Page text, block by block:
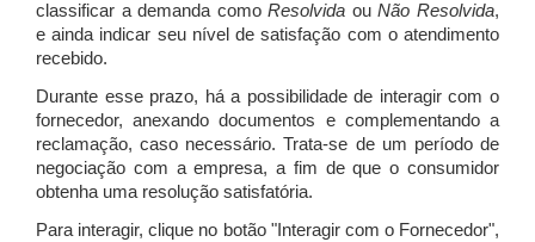
classificar a demanda comoResolvida ouNão Resolvida,
e ainda indicar seu nível de satisfação com o atendimento
recebido.
Durante esse prazo, há a possibilidade de interagir com o
fornecedor, anexando documentos e complementando a
reclamação, caso necessário.Trata-se de um período de
negociação com a empresa, a fim de que o consumidor
obtenha uma resolução satisfatória.
Para interagir, clique no botão "Interagir com o Fornecedor",